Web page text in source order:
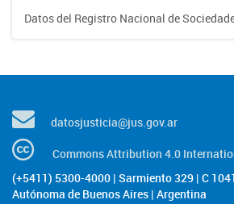
Datos del Registro Nacional de
datosjusticia@jus.gov.ar
Commons Attribution 4.0
(+5411) 5300-4000 | Sarmiento 329 | C
Autónoma de Buenos Aires | Argentina